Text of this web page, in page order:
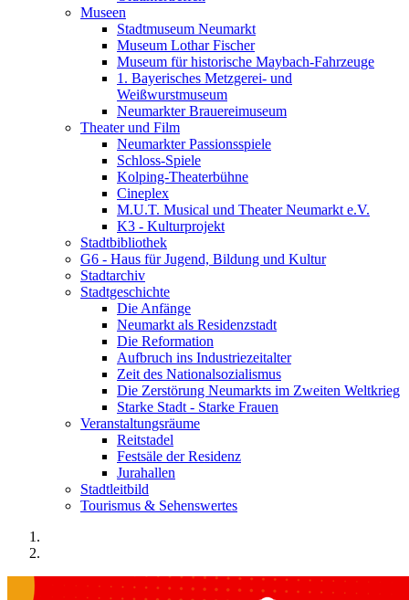
Museen
Stadtmuseum Neumarkt
Museum Lothar Fischer
Museum für historische Maybach-Fahrzeuge
1. Bayerisches Metzgerei- und
Weißwurstmuseum
Neumarkter Brauereimuseum
Theater und Film
Neumarkter Passionsspiele
Schloss-Spiele
Kolping-Theaterbühne
Cineplex
M.U.T. Musical und Theater Neumarkt e.V.
K3 - Kulturprojekt
Stadtbibliothek
G6 - Haus für Jugend, Bildung und Kultur
Stadtarchiv
Stadtgeschichte
Die Anfänge
Neumarkt als Residenzstadt
Die Reformation
Aufbruch ins Industriezeitalter
Zeit des Nationalsozialismus
Die Zerstörung Neumarkts im Zweiten Weltkrieg
Starke Stadt - Starke Frauen
Veranstaltungsräume
Reitstadel
Festsäle der Residenz
Jurahallen
Stadtleitbild
Tourismus & Sehenswertes